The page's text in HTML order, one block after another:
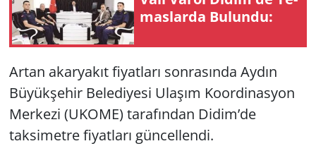
mas­lar­da Bu­lun­du:
Artan akaryakıt fiyatları sonrasında Aydın
Büyükşehir Belediyesi Ulaşım Koordinasyon
Merkezi (UKOME) tarafından Didim’de
taksimetre fiyatları güncellendi.
Yerel